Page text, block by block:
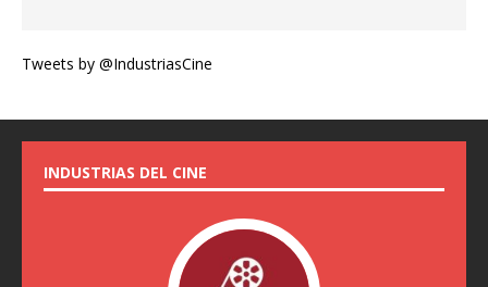
Tweets by @IndustriasCine
INDUSTRIAS DEL CINE